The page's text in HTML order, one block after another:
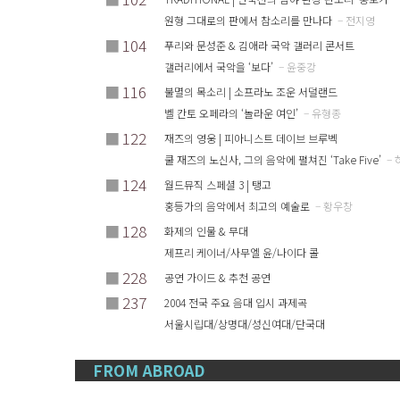
원형 그대로의 판에서 참소리를 만나다 – 전지영
■ 104
푸리와 문성준 & 김애라 국악 갤러리 콘서트
갤러리에서 국악을 ‘보다’ – 윤중강
■ 116
불멸의 목소리 | 소프라노 조운 서덜랜드
벨 칸토 오페라의 ‘놀라운 여인’ – 유형종
■ 122
재즈의 영웅 | 피아니스트 데이브 브루벡
쿨 재즈의 노신사, 그의 음악에 펼쳐진 ‘Take Five’ –
■ 124
월드뮤직 스페셜 3 | 탱고
홍등가의 음악에서 최고의 예술로 – 황우창
■ 128
화제의 인물 & 무대
제프리 케이너/사무엘 윤/나이다 콜
■ 228 공연 가이드 & 추천 공연
■ 237
2004 전국 주요 음대 입시 과제곡
서울시립대/상명대/성신여대/단국대
FROM ABROAD